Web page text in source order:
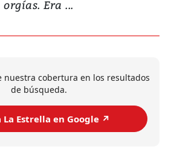
orgías. Era ...
nuestra cobertura en los resultados
de búsqueda.
La Estrella en Google ↗️